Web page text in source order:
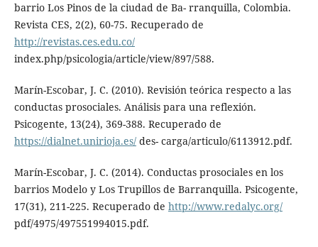
barrio Los Pinos de la ciudad de Ba- rranquilla, Colombia.
Revista CES, 2(2), 60-75. Recuperado de
http://revistas.ces.edu.co/
index.php/psicologia/article/view/897/588.
Marín-Escobar, J. C. (2010). Revisión teórica respecto a las
conductas prosociales. Análisis para una reflexión.
Psicogente, 13(24), 369-388. Recuperado de
https://dialnet.unirioja.es/des- carga/articulo/6113912.pdf.
Marín-Escobar, J. C. (2014). Conductas prosociales en los
barrios Modelo y Los Trupillos de Barranquilla. Psicogente,
17(31), 211-225. Recuperado de http://www.redalyc.org/
pdf/4975/497551994015.pdf.